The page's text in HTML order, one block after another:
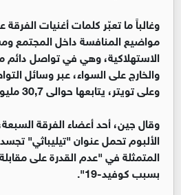
وغالباً ما تعبّر كلمات أغنيات
مواضيع المنافسة داخل المجتمع
الاستهلاكية، وهي في تواصل دائم
والخارج على السواء، عبر وسائل
وعلى تويتر، يتابعها حوالى 30,7 مليون شخص.
وقال جين، أحد أعضاء الفرقة
الألبوم تحمل عنوان "تيليباثي"
المتمثلة في "عدم القدرة على
بسبب كوفيد-19".